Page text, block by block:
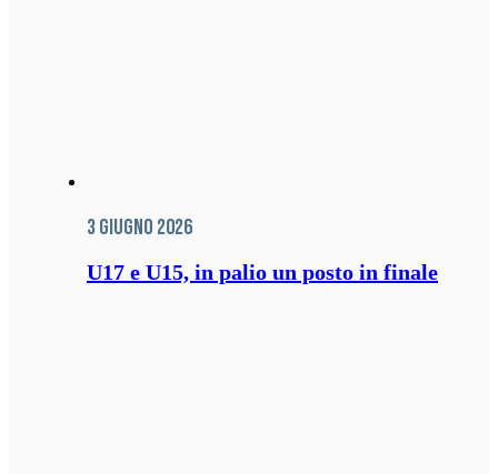
3 Giugno 2026
U17 e U15, in palio un posto in finale